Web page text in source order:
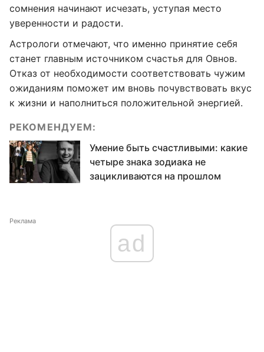
сомнения начинают исчезать, уступая место
уверенности и радости.
Астрологи отмечают, что именно принятие себя
станет главным источником счастья для Овнов.
Отказ от необходимости соответствовать чужим
ожиданиям поможет им вновь почувствовать вкус
к жизни и наполниться положительной энергией.
РЕКОМЕНДУЕМ:
Умение быть счастливыми: какие
четыре знака зодиака не
зацикливаются на прошлом
Реклама
ad